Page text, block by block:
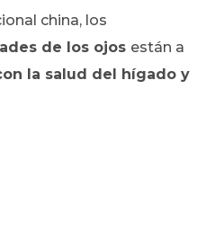
china, los
de los ojos están a
la salud del hígado y